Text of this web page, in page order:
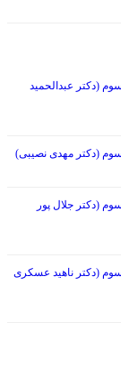
(دکتر عبدالحمید
(دکتر مهدی نصیبی)
(دکتر جلال پور
(دکتر ناهید عسکری